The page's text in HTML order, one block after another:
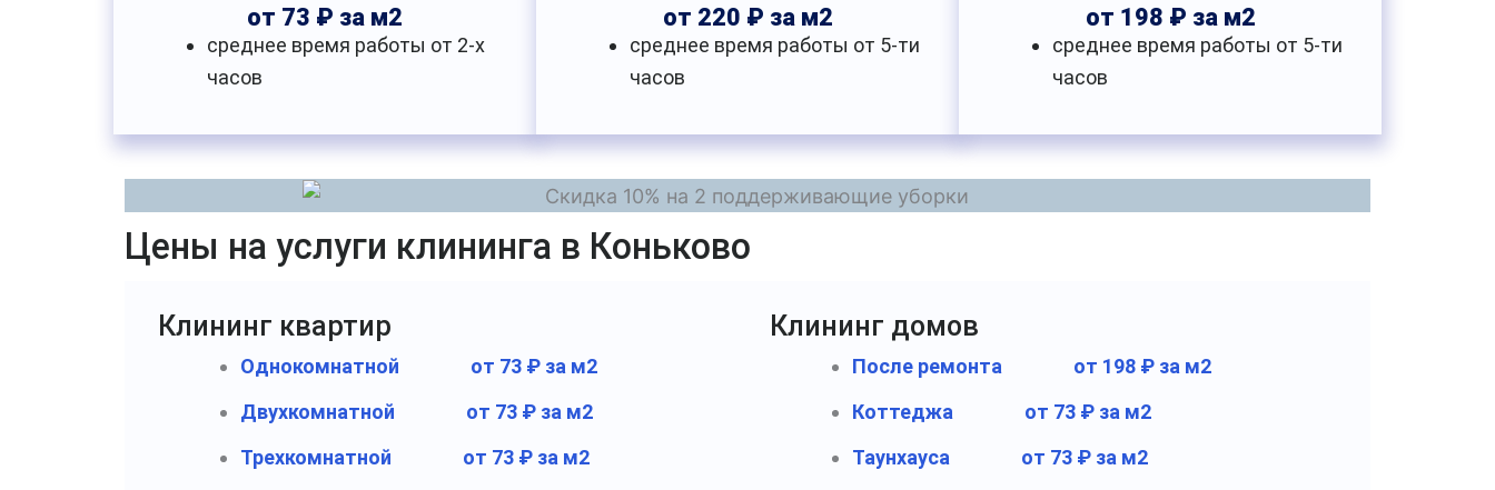
от 73 ₽ за м2
среднее время работы от 2-х
часов
от 220 ₽ за м2
среднее время работы от 5-ти
часов
от 198 ₽ за м2
среднее время работы от 5-ти
часов
Цены на услуги клининга в Коньково
Клининг квартир
Однокомнатной
от 73 ₽ за м2
Двухкомнатной
от 73 ₽ за м2
Трехкомнатной
от 73 ₽ за м2
Клининг домов
После ремонта
от 198 ₽ за м2
Коттеджа
от 73 ₽ за м2
Таунхауса
от 73 ₽ за м2